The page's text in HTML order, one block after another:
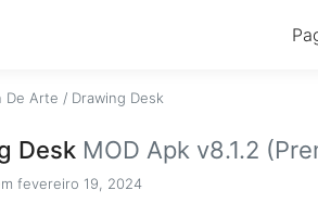
De Arte / Drawing Desk
DeskMOD Apk v8.1.2
fevereiro 19, 2024